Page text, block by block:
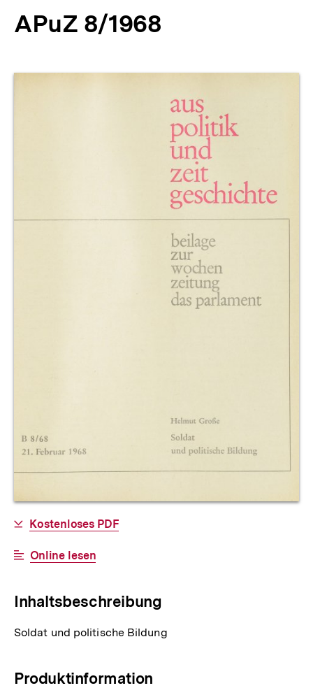
APuZ 8/1968
Produktvorschau
Allgemeine
Informationen
Download-
Kostenloses PDF
Interner
Online lesen
Inhaltsbeschreibung
Soldat und politische Bildung
Produktinformation